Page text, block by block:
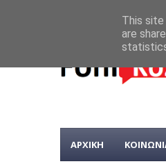
ΑΡΧΙΚΗ
This
are